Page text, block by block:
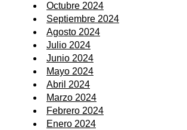
Octubre 2024
Septiembre 2024
Agosto 2024
Julio 2024
Junio 2024
Mayo 2024
Abril 2024
Marzo 2024
Febrero 2024
Enero 2024